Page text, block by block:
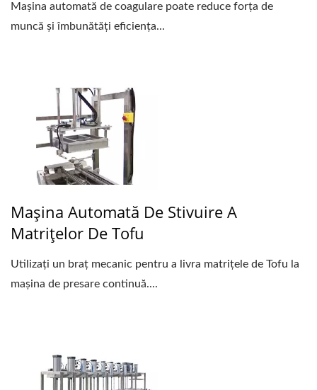
Mașina automată de coagulare poate reduce forța de
muncă și îmbunătăți eficiența...
Mașina Automată De Stivuire A
Matrițelor De Tofu
Utilizați un braț mecanic pentru a livra matrițele de Tofu la
mașina de presare continuă....